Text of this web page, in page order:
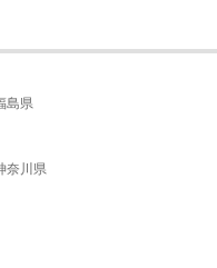
島県
奈川県